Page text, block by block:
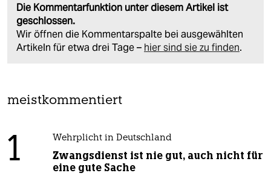
Die Kommentarfunktion unter diesem Artikel ist
geschlossen.
Wir öffnen die Kommentarspalte bei ausgewählten
Artikeln für etwa drei Tage – hier sind sie zu finden.
meistkommentiert
1 Wehrplicht in Deutschland
Zwangsdienst ist nie gut, auch nicht für
eine gute Sache